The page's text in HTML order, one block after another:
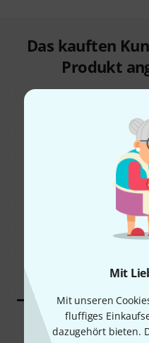
Mit
Mit unseren
fluffiges
dazugehört bieten.
Das kauften
Produkt
40%
GENAU DIESES PRODUKT